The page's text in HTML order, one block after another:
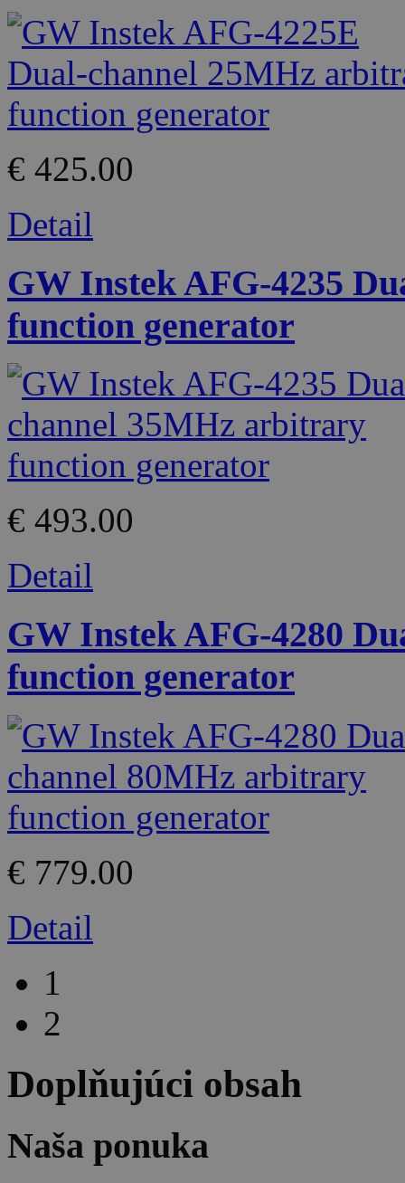
€ 425.00
Detail
GW Instek AFG-4235
function generator
€ 493.00
Detail
GW Instek AFG-4280
function generator
€ 779.00
Detail
1
2
Doplňujúci obsah
Naša ponuka